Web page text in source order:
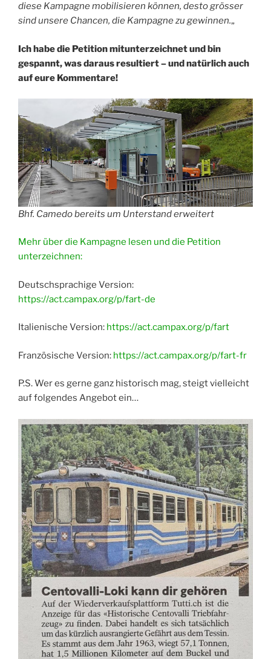
diese Kampagne mobilisieren können, desto grösser
sind unsere Chancen, die Kampagne zu gewinnen.„
Ich habe die Petition mitunterzeichnet und bin
gespannt, was daraus resultiert – und natürlich auch
auf eure Kommentare!
Bhf. Camedo bereits um Unterstand erweitert
Mehr über die Kampagne lesen und die Petition
unterzeichnen:
Deutschsprachige Version:
https://act.campax.org/p/fart-de
Italienische Version: https://act.campax.org/p/fart
Französische Version: https://act.campax.org/p/fart-fr
P.S. Wer es gerne ganz historisch mag, steigt vielleicht
auf folgendes Angebot ein…